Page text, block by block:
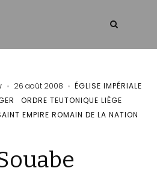
26 août 2008
ÉGLISE IMPÉRIALE
ORDRE TEUTONIQUE LIÈGE
EMPIRE ROMAIN DE LA NATION